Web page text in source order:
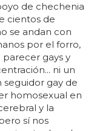
de chechenia
cientos de
se andan con
por el forro,
gays y
ni un
gay de
homosexual en
y la
sí nos